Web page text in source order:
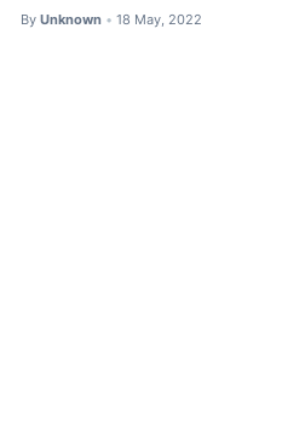
By Unknown • 18 May, 2022